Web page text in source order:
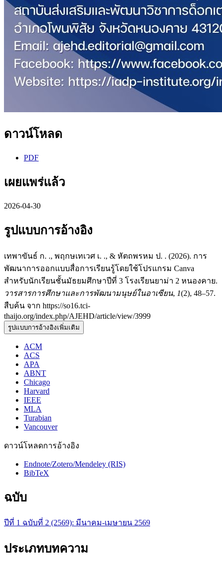
ดาวน์โหลด
PDF
เผยแพร่แล้ว
2026-04-30
รูปแบบการอ้างอิง
เทพาขันธ์ ก. ., พฤกษเทเวศ เ. ., & หัตถพรหม ป. . (2026). การ
พัฒนาการออกแบบสื่อการเรียนรู้โดยใช้โปรแกรม Canva
สำหรับนักเรียนชั้นมัธยมศึกษาปีที่ 3 โรงเรียนยาม่า 2 หนองคาย.
วารสารการศึกษาและการพัฒนามนุษย์ในอาเซียน, 1(2), 48–57.
สืบค้น จาก https://so16.tci-
thaijo.org/index.php/AJEHD/article/view/3999
รูปแบบการอ้างอิงเพิ่มเติม
ACM
ACS
APA
ABNT
Chicago
Harvard
IEEE
MLA
Turabian
Vancouver
ดาวน์โหลดการอ้างอิง
Endnote/Zotero/Mendeley (RIS)
BibTeX
ฉบับ
ปีที่ 1 ฉบับที่ 2 (2569): มีนาคม-เมษายน 2569
ประเภทบทความ